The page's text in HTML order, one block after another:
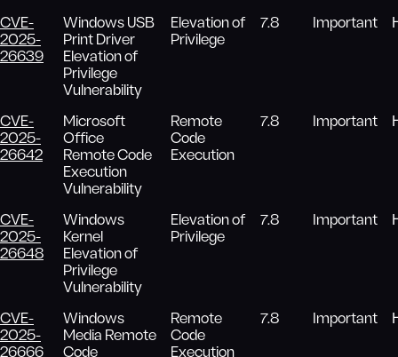
CVE-
2025-
26639
Windows USB
Print Driver
Elevation of
Privilege
Vulnerability
Elevation of
Privilege
7.8 Important
CVE-
2025-
26642
Microsoft
Office
Remote Code
Execution
Vulnerability
Remote
Code
Execution
7.8 Important
CVE-
2025-
26648
Windows
Kernel
Elevation of
Privilege
Vulnerability
Elevation of
Privilege
7.8 Important
CVE-
2025-
26666
Windows
Media Remote
Code
Remote
Code
Execution
7.8 Important